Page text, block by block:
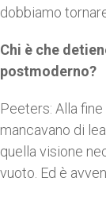
dobbiamo
Chi è che
postmoderno?
Peeters: Alla
mancavano di
quella visione
vuoto. Ed è